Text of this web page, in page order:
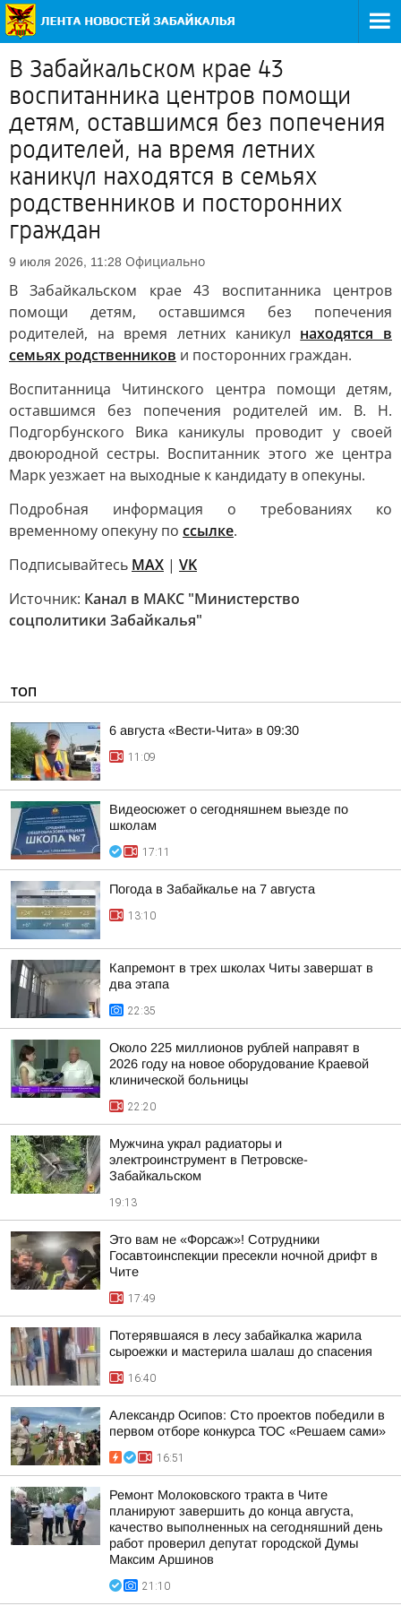
В Забайкальском крае 43
воспитанника центров помощи
детям, оставшимся без попечения
родителей, на время летних
каникул находятся в семьях
родственников и посторонних
граждан
9 июля 2026, 11:28 Официально
В Забайкальском крае 43 воспитанника центров
помощи детям, оставшимся без попечения
родителей, на время летних каникул находятся в
семьях родственников и посторонних граждан.
Воспитанница Читинского центра помощи детям,
оставшимся без попечения родителей им. В. Н.
Подгорбунского Вика каникулы проводит у своей
двоюродной сестры. Воспитанник этого же центра
Марк уезжает на выходные к кандидату в опекуны.
Подробная информация о требованиях ко
временному опекуну по ссылке.
Подписывайтесь МАХ | VK
Источник: Канал в МАКС "Министерство
соцполитики Забайкалья"
ТОП
6 августа «Вести-Чита» в 09:30
11:09
Видеосюжет о сегодняшнем выезде по
школам
17:11
Погода в Забайкалье на 7 августа
13:10
Капремонт в трех школах Читы завершат в
два этапа
22:35
Около 225 миллионов рублей направят в
2026 году на новое оборудование Краевой
клинической больницы
22:20
Мужчина украл радиаторы и
электроинструмент в Петровске-
Забайкальском
19:13
Это вам не «Форсаж»! Сотрудники
Госавтоинспекции пресекли ночной дрифт в
Чите
17:49
Потерявшаяся в лесу забайкалка жарила
сыроежки и мастерила шалаш до спасения
16:40
Александр Осипов: Сто проектов победили в
первом отборе конкурса ТОС «Решаем сами»
16:51
Ремонт Молоковского тракта в Чите
планируют завершить до конца августа,
качество выполненных на сегодняшний день
работ проверил депутат городской Думы
Максим Аршинов
21:10